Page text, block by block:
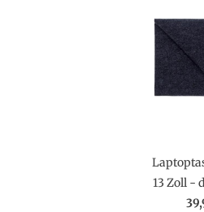
13 Zoll -